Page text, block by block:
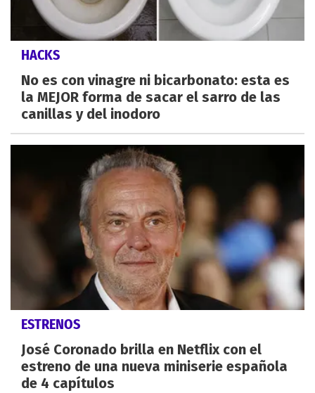
HACKS
No es con vinagre ni bicarbonato: esta es
la MEJOR forma de sacar el sarro de las
canillas y del inodoro
ESTRENOS
José Coronado brilla en Netflix con el
estreno de una nueva miniserie española
de 4 capítulos